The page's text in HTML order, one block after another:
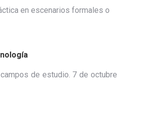
en escenarios formales o
de estudio. 7 de octubre